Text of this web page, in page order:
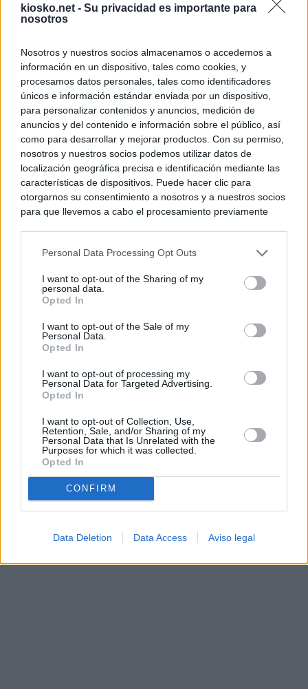
kiosko.net - Su privacidad es importante para
nosotros
Nosotros y nuestros socios almacenamos o accedemos a
información en un dispositivo, tales como cookies, y
procesamos datos personales, tales como identificadores
únicos e información estándar enviada por un dispositivo,
para personalizar contenidos y anuncios, medición de
anuncios y del contenido e información sobre el público, así
como para desarrollar y mejorar productos. Con su permiso,
nosotros y nuestros socios podemos utilizar datos de
localización geográfica precisa e identificación mediante las
características de dispositivos. Puede hacer clic para
otorgarnos su consentimiento a nosotros y a nuestros socios
para que llevemos a cabo el procesamiento previamente
negar su consentimiento. Tenga en cuenta que algún
de su consentimiento, pero usted tiene el derecho de
rechazar tal procesamiento. Sus preferencias se aplicarán
cualquier momento entrando de nuevo en este sitio web o
visitando nuestra política de privacidad.
Personal Data Processing Opt Outs
I want to opt-out of the Sharing of my
personal data.
Opted In
I want to opt-out of the Sale of my
Personal Data.
Opted In
I want to opt-out of processing my
Personal Data for Targeted Advertising.
Opted In
I want to opt-out of Collection, Use,
Retention, Sale, and/or Sharing of my
Personal Data that Is Unrelated with the
Purposes for which it was collected.
Opted In
CONFIRM
Data Deletion Data Access Aviso legal